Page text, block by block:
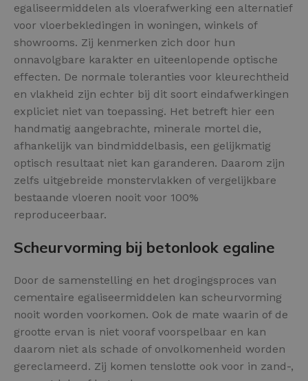
egaliseermiddelen als vloerafwerking een alternatief
voor vloerbekledingen in woningen, winkels of
showrooms. Zij kenmerken zich door hun
onnavolgbare karakter en uiteenlopende optische
effecten. De normale toleranties voor kleurechtheid
en vlakheid zijn echter bij dit soort eindafwerkingen
expliciet niet van toepassing. Het betreft hier een
handmatig aangebrachte, minerale mortel die,
afhankelijk van bindmiddelbasis, een gelijkmatig
optisch resultaat niet kan garanderen. Daarom zijn
zelfs uitgebreide monstervlakken of vergelijkbare
bestaande vloeren nooit voor 100%
reproduceerbaar.
Scheurvorming bij betonlook egaline
Door de samenstelling en het drogingsproces van
cementaire egaliseermiddelen kan scheurvorming
nooit worden voorkomen. Ook de mate waarin of de
grootte ervan is niet vooraf voorspelbaar en kan
daarom niet als schade of onvolkomenheid worden
gereclameerd. Zij komen tenslotte ook voor in zand-,